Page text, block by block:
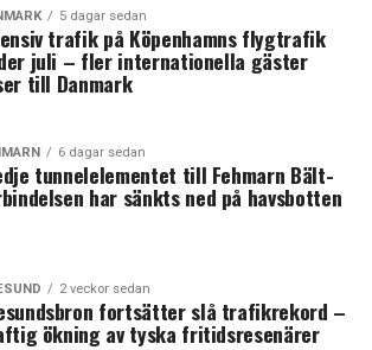
5 dagar sedan
trafik på Köpenhamns flygtrafik
juli – fler internationella gäster
till Danmark
6 dagar sedan
tunnelelementet till Fehmarn Bält-
har sänkts ned på havsbotten
2 veckor sedan
fortsätter slå trafikrekord –
ökning av tyska fritidsresenärer